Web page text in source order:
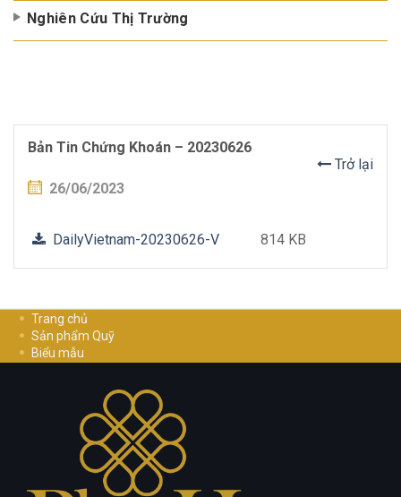
Nghiên Cứu Thị Trường
Bản Tin Chứng Khoán – 20230626
Trở lại
26/06/2023
DailyVietnam-20230626-V 814 KB
Trang chủ
Sản phẩm Quỹ
Biểu mẫu
Cơ Hội Nghề Nghiệp
Chính sách bảo mật